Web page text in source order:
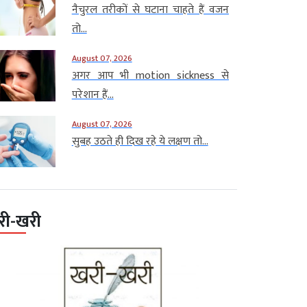
नैचुरल तरीकों से घटाना चाहते हैं वजन
तो...
August 07, 2026
अगर आप भी motion sickness से
परेशान हैं...
August 07, 2026
सुबह उठते ही दिख रहे ये लक्षण तो...
खरी